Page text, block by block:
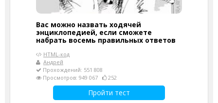
Вас можно назвать ходячей
энциклопедией, если сможете
набрать восемь правильных ответов
HTML-код
Андрей
Прохождений: 551 808
Просмотров: 949 067
252
Пройти тест